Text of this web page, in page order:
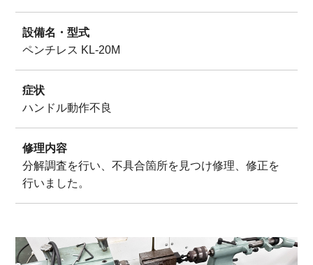
設備名・型式
ペンチレス KL-20M
症状
ハンドル動作不良
修理内容
分解調査を行い、不具合箇所を見つけ修理、修正を
行いました。